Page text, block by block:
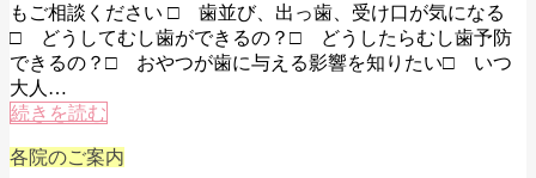
もご相談ください □ 歯並び、出っ歯、受け口が気になる
□ どうしてむし歯ができるの？□ どうしたらむし歯予防
できるの？□ おやつが歯に与える影響を知りたい□ いつ
大人…
続きを読む
各院のご案内